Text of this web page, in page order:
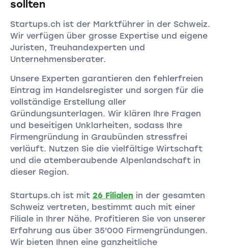
sollten
Startups.ch ist der Marktführer in der Schweiz.
Wir verfügen über grosse Expertise und eigene
Juristen, Treuhandexperten und
Unternehmensberater.
Unsere Experten garantieren den fehlerfreien
Eintrag im Handelsregister und sorgen für die
vollständige Erstellung aller
Gründungsunterlagen. Wir klären Ihre Fragen
und beseitigen Unklarheiten, sodass Ihre
Firmengründung in Graubünden stressfrei
verläuft. Nutzen Sie die vielfältige Wirtschaft
und die atemberaubende Alpenlandschaft in
dieser Region.
Startups.ch ist mit 26 Filialen in der gesamten
Schweiz vertreten, bestimmt auch mit einer
Filiale in Ihrer Nähe. Profitieren Sie von unserer
Erfahrung aus über 35'000 Firmengründungen.
Wir bieten Ihnen eine ganzheitliche